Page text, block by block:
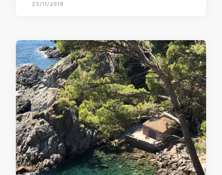
23/11/2018